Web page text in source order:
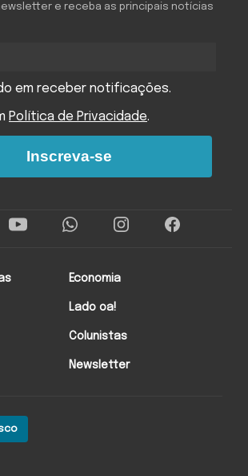
Economia
Lado oa!
Colunistas
Newsletter
e receba as principais notícias
em receber notificações.
Política de Privacidade.
Inscreva-se